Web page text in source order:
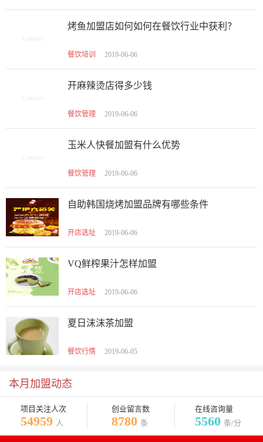
烤鱼加盟店如何如何在餐饮行业中获利？
餐饮培训 2019-06-06
开麻辣烫店得多少钱
餐饮管理 2019-06-06
玉米人快餐加盟有什么优势
餐饮管理 2019-06-06
自助韩国烧烤加盟品牌有哪些条件
开店选址 2019-06-06
VQ鲜榨果汁怎样加盟
开店选址 2019-06-06
夏日沫沫茶加盟
餐饮行情 2019-06-05
本月加盟动态
项目关注人次
54959 人
创业留言数
8780 条
在线咨询量
5560 条/分